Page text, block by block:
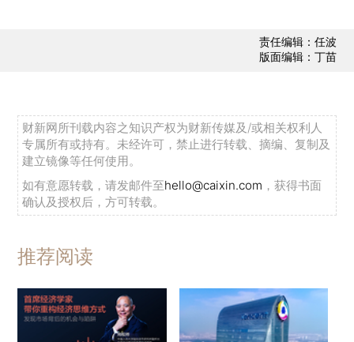
责任编辑：任波
版面编辑：丁苗
财新网所刊载内容之知识产权为财新传媒及/或相关权利人
专属所有或持有。未经许可，禁止进行转载、摘编、复制及
建立镜像等任何使用。
如有意愿转载，请发邮件至hello@caixin.com ，获得书面
确认及授权后，方可转载。
推荐阅读